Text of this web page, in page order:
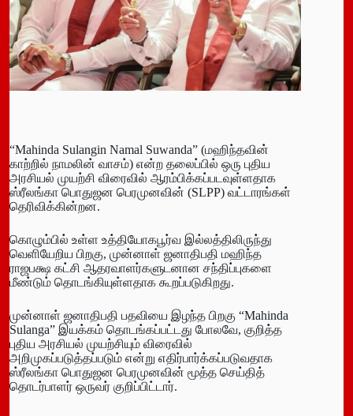
“Mahinda Sulangin Namal Suwanda” (மஹிந்தவின்
காற்றில் நாமலின் வாசம்) என்ற தலைப்பில் ஒரு புதிய
அரசியல் முயற்சி விரைவில் ஆரம்பிக்கப்படவுள்ளதாக
ஸ்ரீலங்கா பொதுஜன பெரமுனவின் (SLPP) வட்டாரங்கள்
தெரிவிக்கின்றன.
கொழும்பில் உள்ள உத்தியோகபூர்வ இல்லத்திலிருந்து
வெளியேறிய பிறகு, முன்னாள் ஜனாதிபதி மஹிந்த
ராஜபக்ஷ கட்சி ஆதரவாளர்களுடனான சந்திப்புகளை
மீண்டும் தொடங்கியுள்ளதாக கூறப்படுகிறது.
முன்னாள் ஜனாதிபதி பதவியை இழந்த பிறகு “Mahinda
Sulanga” இயக்கம் தொடங்கப்பட்டது போலவே, குறித்த
புதிய அரசியல் முயற்சியும் விரைவில்
அறிமுகப்படுத்தப்படும் என்று எதிர்பார்க்கப்படுவதாக
ஸ்ரீலங்கா பொதுஜன பெரமுனவின் மூத்த செய்தித்
தொடர்பாளர் ஒருவர் குறிப்பிட்டார்.